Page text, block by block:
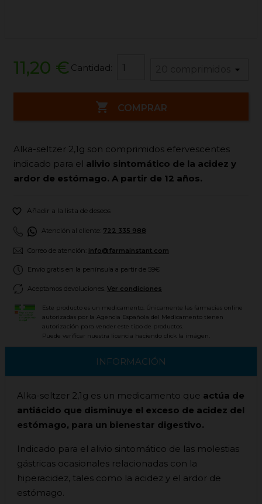
11,20 € Cantidad:
 COMPRAR
Alka-seltzer 2,1g son comprimidos efervescentes
indicado para el alivio sintomático de la acidez y
ardor de estómago. A partir de 12 años.
 Añadir a la lista de deseos
Atención al cliente: 722 335 988
Correo de atención: info@farmainstant.com
Envío gratis en la península a partir de 59€
Aceptamos devoluciones. Ver condiciones
Este producto es un medicamento. Únicamente las farmacias online
autorizadas por la Agencia Española del Medicamento tienen
autorización para vender este tipo de productos.
Puede verificar nuestra licencia haciendo click la imágen.
INFORMACIÓN
Alka-seltzer 2,1g es un medicamento que actúa de
antiácido que disminuye el exceso de acidez del
estómago, para un bienestar digestivo.
Indicado para el alivio sintomático de las molestias
gástricas ocasionales relacionadas con la
hiperacidez, tales como la acidez y el ardor de
estómago.